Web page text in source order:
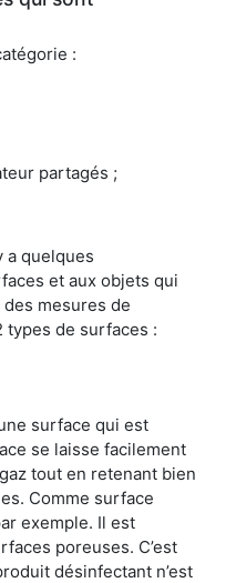
:
partagés ;
a quelques
et aux objets qui
mesures de
types de surfaces :
surface qui est
se laisse facilement
tout en retenant bien
Comme surface
exemple. Il est
poreuses. C’est
désinfectant n’est